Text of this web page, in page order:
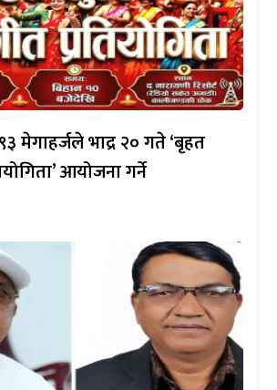
मेगाहर्जले भाद्र २० गते ‘बृहत
आयोजना गर्ने